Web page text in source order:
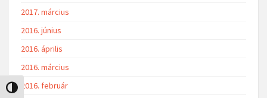
Nagy kontraszt váltása
2017. március
2016. június
2016. április
2016. március
2016. február